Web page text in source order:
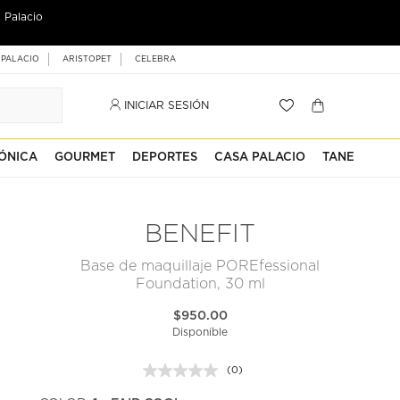
Palacio
ARISTOPET CELEBRA
INICIAR SESIÓN
GOURMET DEPORTES CASA PALACIO TANE
BENEFIT
Base de maquillaje POREfessional
Foundation, 30 ml
$950.00
Disponible
Sin
(0)